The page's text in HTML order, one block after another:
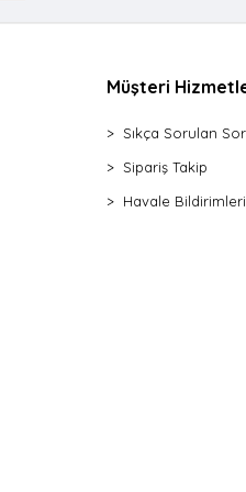
Müşteri
Sıkça Sorulan
Sipariş Takip
Havale Bildirimleri